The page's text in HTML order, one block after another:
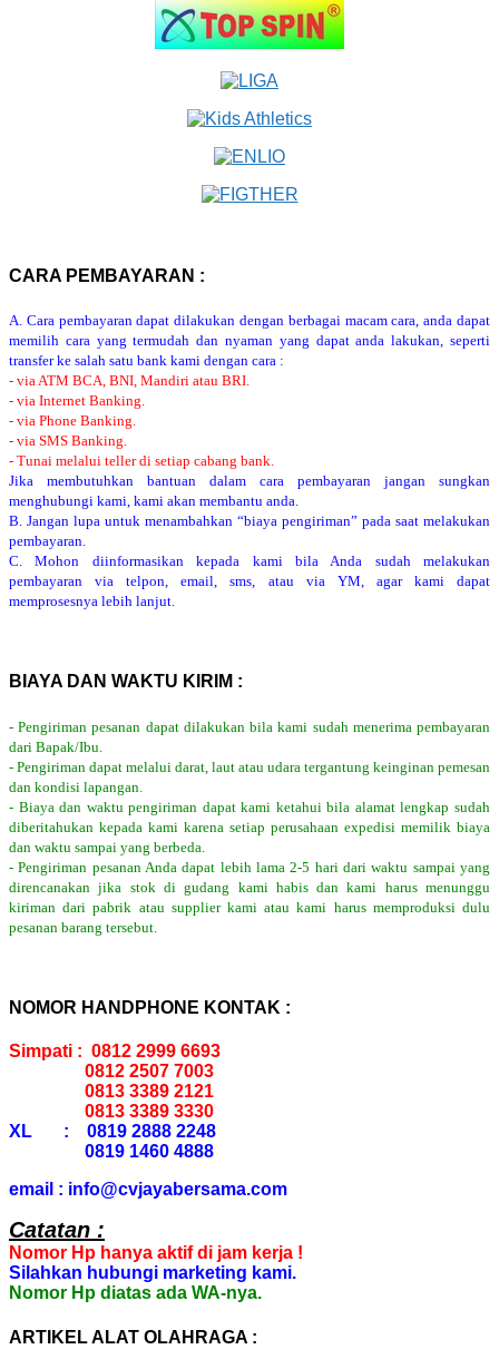
CARA PEMBAYARAN :
A. Cara pembayaran dapat dilakukan dengan berbagai macam cara, anda dapat
memilih cara yang termudah dan nyaman yang dapat anda lakukan, seperti
transfer ke salah satu bank kami dengan cara :
- via ATM BCA, BNI, Mandiri atau BRI.
- via Internet Banking.
- via Phone Banking.
- via SMS Banking.
- Tunai melalui teller di setiap cabang bank.
Jika membutuhkan bantuan dalam cara pembayaran jangan sungkan
menghubungi kami, kami akan membantu anda.
B. Jangan lupa untuk menambahkan “biaya pengiriman” pada saat melakukan
pembayaran.
C. Mohon diinformasikan kepada kami bila Anda sudah melakukan
pembayaran via telpon, email, sms, atau via YM, agar kami dapat
memprosesnya lebih lanjut.
BIAYA DAN WAKTU KIRIM :
- Pengiriman pesanan dapat dilakukan bila kami sudah menerima pembayaran
dari Bapak/Ibu.
- Pengiriman dapat melalui darat, laut atau udara tergantung keinginan pemesan
dan kondisi lapangan.
- Biaya dan waktu pengiriman dapat kami ketahui bila alamat lengkap sudah
diberitahukan kepada kami karena setiap perusahaan expedisi memilik biaya
dan waktu sampai yang berbeda.
- Pengiriman pesanan Anda dapat lebih lama 2-5 hari dari waktu sampai yang
direncanakan jika stok di gudang kami habis dan kami harus menunggu
kiriman dari pabrik atau supplier kami atau kami harus memproduksi dulu
pesanan barang tersebut.
NOMOR HANDPHONE KONTAK :
Simpati : 0812 2999 6693
0812 2507 7003
0813 3389 2121
0813 3389 3330
XL : 0819 2888 2248
0819 1460 4888
email : info@cvjayabersama.com
Catatan :
Nomor Hp hanya aktif di jam kerja !
Silahkan hubungi marketing kami.
Nomor Hp diatas ada WA-nya.
ARTIKEL ALAT OLAHRAGA :